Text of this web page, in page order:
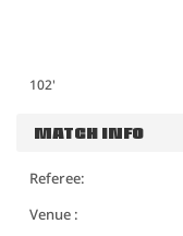
102'
MATCH INFO
Referee:
Venue :